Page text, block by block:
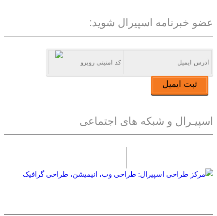
عضو خبرنامه اسپیرال شوید:
ثبت ایمیل
اسپیـرال و شبکه های اجتماعی